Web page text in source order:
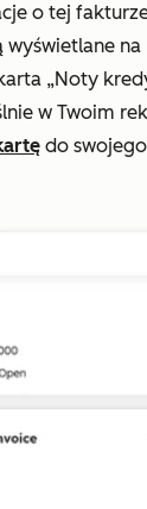
o tej
na
„Noty
w Twoim
do